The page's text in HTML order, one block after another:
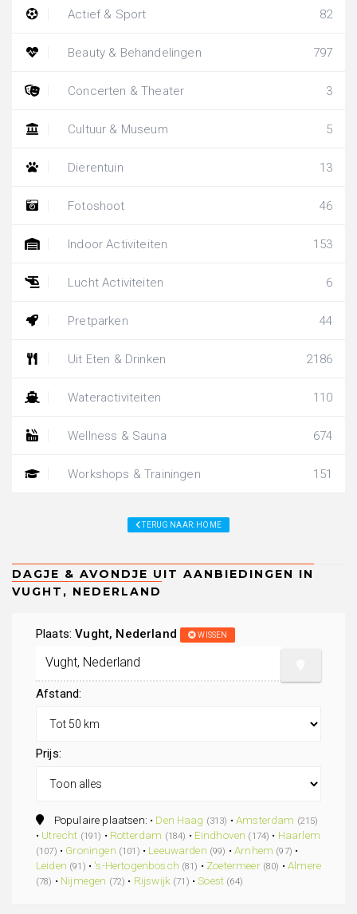
Actief & Sport 82
Beauty & Behandelingen 797
Concerten & Theater 3
Cultuur & Museum 5
Dierentuin 13
Fotoshoot 46
Indoor Activiteiten 153
Lucht Activiteiten 6
Pretparken 44
Uit Eten & Drinken 2186
Wateractiviteiten 110
Wellness & Sauna 674
Workshops & Trainingen 151
TERUG NAAR: HOME
Plaats:Vught, Nederland WISSEN
Afstand:
Prijs:
Populaire plaatsen: • Den Haag (313) •Amsterdam (215)
• Utrecht (191) • Rotterdam (184) • Eindhoven (174) • Haarlem
(107) • Groningen (101) • Leeuwarden (99) •Arnhem (97) •
Leiden (91) • 's-Hertogenbosch (81) • Zoetermeer (80) •Almere
(78) • Nijmegen (72) • Rijswijk (71) •Soest (64)